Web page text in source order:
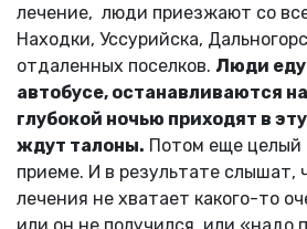
лечение, люди приезжают со
Находки, Уссурийска,
отдаленных поселков. Люди
автобусе, останавливаются
глубокой ночью приходят в
ждут талоны. Потом еще целый
приеме. И в результате слышат,
лечения не хватает какого-то